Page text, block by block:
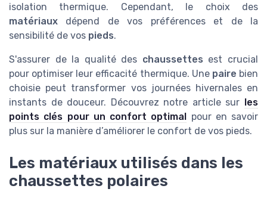
isolation thermique. Cependant, le choix des
matériaux dépend de vos préférences et de la
sensibilité de vos pieds.
S'assurer de la qualité des chaussettes est crucial
pour optimiser leur efficacité thermique. Une paire bien
choisie peut transformer vos journées hivernales en
instants de douceur. Découvrez notre article sur les
points clés pour un confort optimal pour en savoir
plus sur la manière d’améliorer le confort de vos pieds.
Les matériaux utilisés dans les
chaussettes polaires